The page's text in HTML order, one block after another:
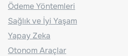
Ödeme Yöntemleri
Sağlık ve İyi Yaşam
Yapay Zeka
Otonom Araçlar